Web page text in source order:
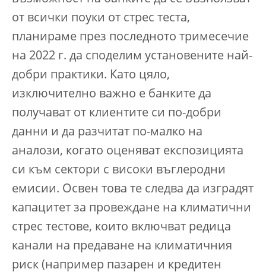
от всички поуки от стрес теста,
планираме през последното тримесечие
на 2022 г. да споделим установените най-
добри практики. Като цяло,
изключително важно е банките да
получават от клиентите си по-добри
данни и да разчитат по-малко на
аналози, когато оценяват експозицията
си към сектори с високи въглеродни
емисии. Освен това те следва да изградят
капацитет за провеждане на климатични
стрес тестове, които включват редица
канали на предаване на климатичния
риск (например пазарен и кредитен